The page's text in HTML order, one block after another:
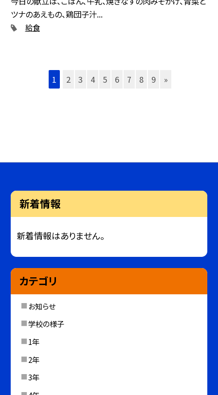
ツナのあえもの、鶏団子汁...
給食
1 2 3 4 5 6 7 8 9 »
新着情報
新着情報はありません。
カテゴリ
お知らせ
学校の様子
1年
2年
3年